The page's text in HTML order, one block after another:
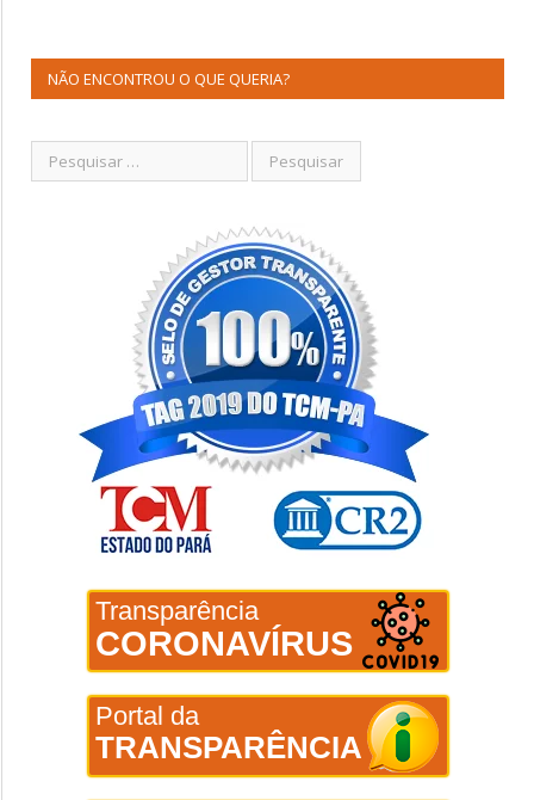
NÃO ENCONTROU O QUE QUERIA?
Transparência
CORONAVÍRUS
Portal da
TRANSPARÊNCIA